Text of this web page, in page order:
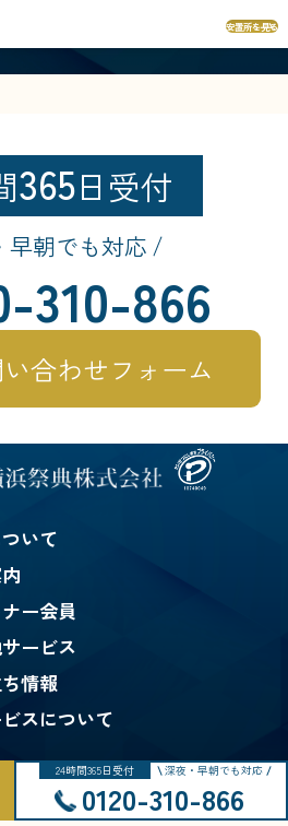
安置所を見る
365日受付
早朝でも対応
310-866
合わせフォーム
いて
ークレジット
流れ
ーホール神奈川
テージ都筑
の案内
ー会員
の特典
具 選択(一覧)
ービス
ちから会員特典
ご注文
情報
スについて
マップSaiten Co.,Ltd. All rights reserved.
24時間365日受付 深夜・早朝でも対応
0120-310-866